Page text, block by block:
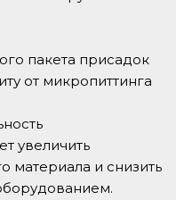
пакета присадок
от микропиттинга
увеличить
материала и снизить